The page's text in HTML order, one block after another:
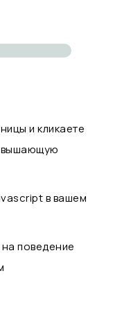
и кликаете
в вашем
поведение